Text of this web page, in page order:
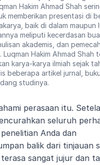
Hakim Ahmad Shah
memberikan presentasi di
baik di dalam maupun
meliputi kecerdasan
akademis, dan
Luqman Hakim Ahmad Shah
karya-karya ilmiah sejak
beberapa artikel jurnal,
studinya.
perasaan itu.
seluruh
Anda dan
balik dari tinjauan
sangat jujur dan